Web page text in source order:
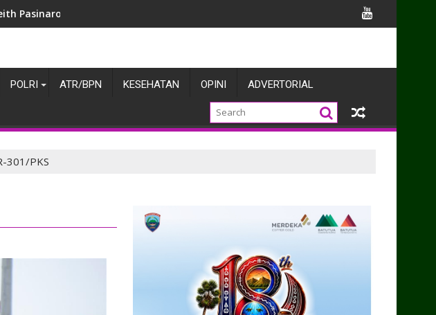
Pasinaro Memasuki Tahap Plesteran, Pengecoran Pot Bunga dan Lantai Jembatan
POLRI ATR/BPN KESEHATAN OPINI ADVERTORIAL
301/PKS